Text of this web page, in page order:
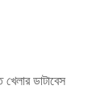
ডাটাবেস